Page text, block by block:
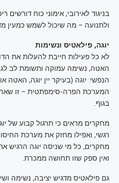
בניגוד לאירובי, אימוני כוח דורשים
ולתנועה – מה שיכול לשמש כמעין
יוגה, פילאטיס ונשימות
לא כל פעילות חייבת להעלות את
האטה, נשימה עמוקה ותשומת לב
הנפשי: יוגה (בעיקר יין יוגה, האטה
המערכת הפרה-סימפתטית – זו
בגוף.
מחקרים מראים כי תרגול קבוע של
רגשי, ואפילו מחזק את מערכת
מחקרים, כל מי שניסה יוגה הרגיש
ואין ספק שזו תחושה ממכרת.
גם פילאטיס מדגיש יציבה, נשימה